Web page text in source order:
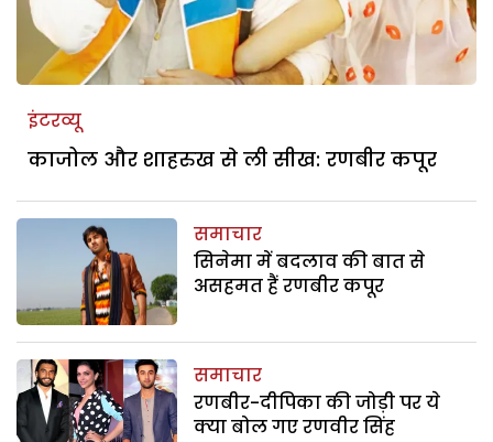
इंटरव्यू
काजोल और शाहरुख से ली सीख: रणबीर कपूर
समाचार
सिनेमा में बदलाव की बात से
असहमत हैं रणबीर कपूर
समाचार
रणबीर-दीपिका की जोड़ी पर ये
क्या बोल गए रणवीर सिंह